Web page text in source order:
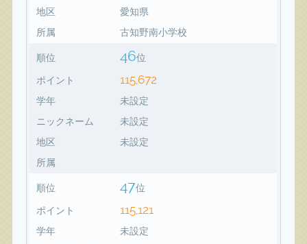
地区
愛知県
所属
古知野南小学校
順位 46位
ポイント 115,672
学年
未設定
ニックネーム
未設定
地区
未設定
所属
順位 47位
ポイント 115,121
学年
未設定